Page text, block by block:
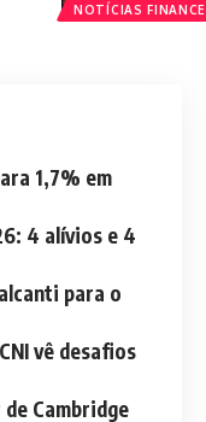
NOTÍCIAS
1,7% em
4 alívios e 4
para o
vê desafios
Cambridge